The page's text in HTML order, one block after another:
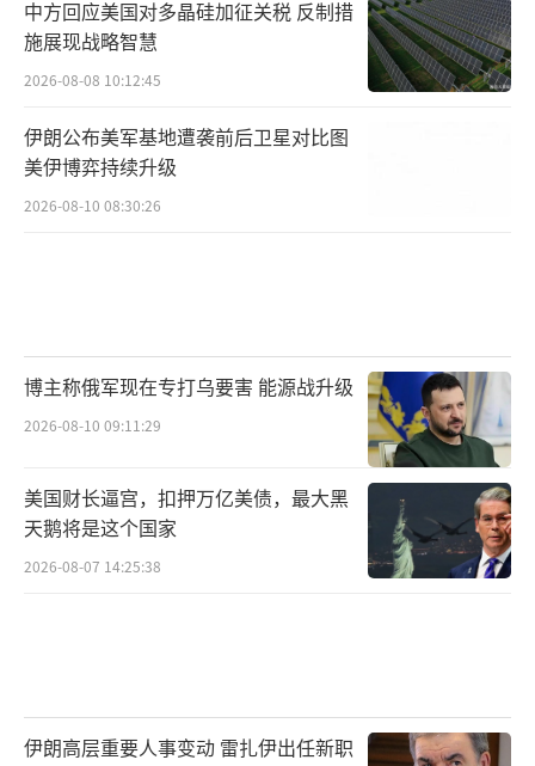
中方回应美国对多晶硅加征关税 反制措
施展现战略智慧
2026-08-08 10:12:45
伊朗公布美军基地遭袭前后卫星对比图
美伊博弈持续升级
2026-08-10 08:30:26
博主称俄军现在专打乌要害 能源战升级
2026-08-10 09:11:29
美国财长逼宫，扣押万亿美债，最大黑
天鹅将是这个国家
2026-08-07 14:25:38
伊朗高层重要人事变动 雷扎伊出任新职